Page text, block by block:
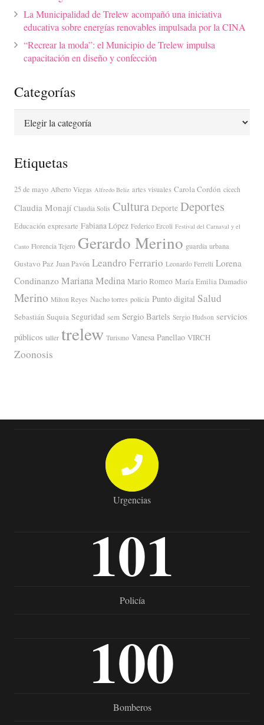
La Municipalidad de Trelew acompañó una iniciativa
educativa sobre energías renovables impulsada por la CINA
“Recrear la moda”: el Municipio de Trelew impulsa
capacitación en diseño y confección
Categorías
Etiquetas
25 de mayo Alberto Viegas Alfredo Beliz artes visuales Carola Cordón cicech
Claudia Monají Claudia Solis Cultura Deporte Deportes
Educación expresarte Fabiana López Federico Ercoli Festival del Carnaval y el
Canto Florencia Tejero Gerardo Merino guardia urbana
Gustavo Paz Juan Pavón Leandro Ferrario Leonardo Ferrelli Lorena
Condinanzo Mariana Medina Mario Romeo María Emilia Damadio
Merino Milton Reyes Nacho torres policía Punto digital Salud
Sebastián Suquia Seguridad sem Sergio Bartels Sergio Hudson servicios
públicos taller trelew Turismo Vanesa Panellao VIRCH
Zoonosis
Urgencias
101
Policía
100
Bomberos